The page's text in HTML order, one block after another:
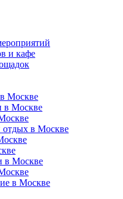
и кафе
Москве
в Москве
отдых в Москве
в Москве
в Москве